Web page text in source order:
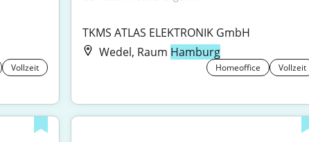
Vollzeit
TKMS ATLAS ELEKTRONIK GmbH
Wedel, Raum Hamburg
Homeoffice Vollzeit